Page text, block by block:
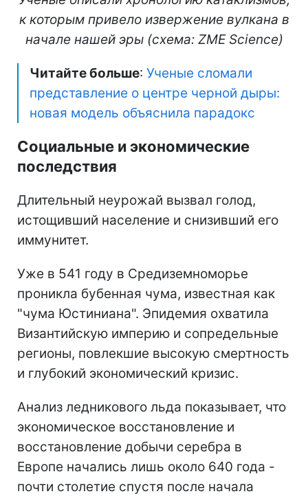
к которым привело извержение вулкана в
начале нашей эры (схема: ZME Science)
Читайте больше: Ученые сломали
представление о центре черной дыры:
новая модель объяснила парадокс
Социальные и экономические
последствия
Длительный неурожай вызвал голод,
истощивший население и снизивший его
иммунитет.
Уже в 541 году в Средиземноморье
проникла бубенная чума, известная как
"чума Юстиниана". Эпидемия охватила
Византийскую империю и сопредельные
регионы, повлекшие высокую смертность
и глубокий экономический кризис.
Анализ ледникового льда показывает, что
экономическое восстановление и
восстановление добычи серебра в
Европе начались лишь около 640 года -
почти столетие спустя после начала